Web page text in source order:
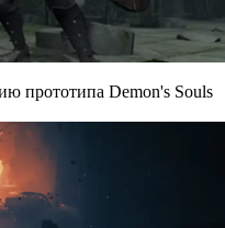
прототипа Demon's Souls